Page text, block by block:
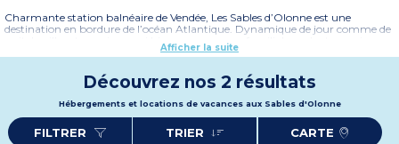
Charmante station balnéaire de Vendée, Les Sables d’Olonne est une
destination en bordure de l’océan Atlantique. Dynamique de jour comme de
nuit, la ville est propice aussi bien aux vacances familiales qu’entre amis.
Envie d’un séjour en bord de mer, partez avec Odalys Vacances ! Réservez
ports de pêche et de plaisance sont autant d’atouts touristiques qu'offre cette
cité balnéaire des Pays de la Loire.
Plus d'informations
Afficher la suite
Découvrez nos 2 résultats
Hébergements et locations de vacances aux Sables d'Olonne
FILTRER TRIER CARTE